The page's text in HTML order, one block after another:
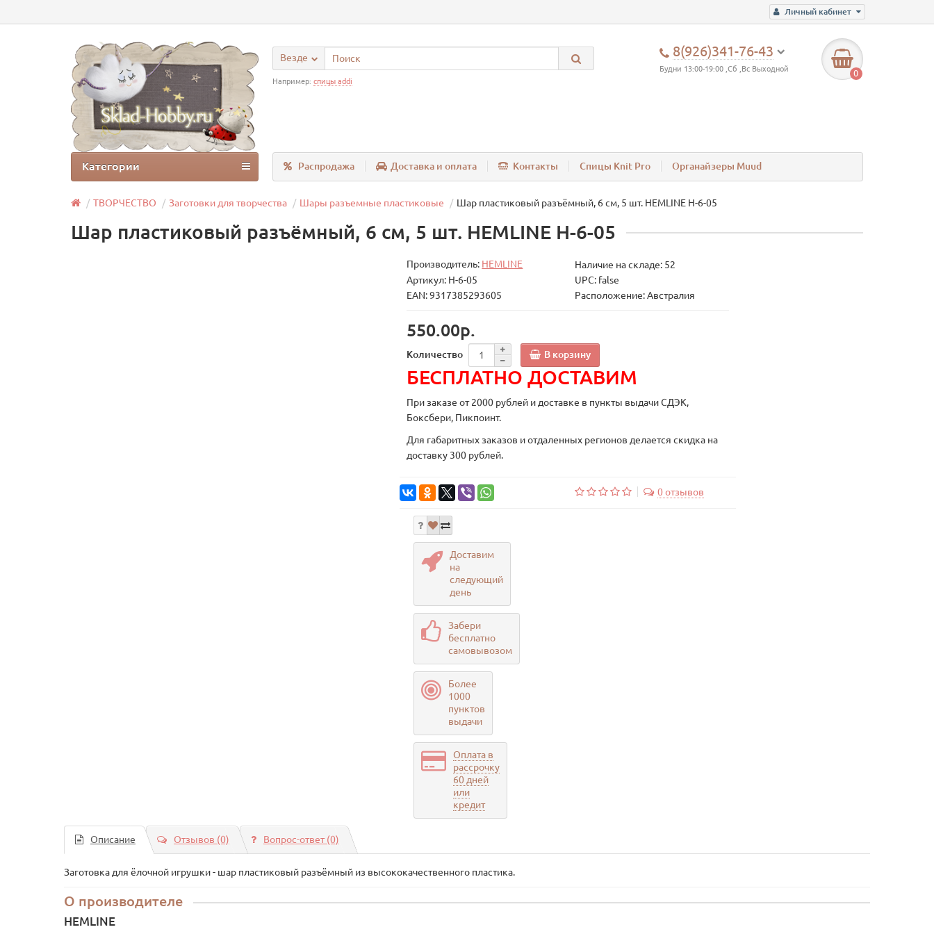
Личный кабинет
8(926)341-76-43
Будни 13:00-19:00 ,Сб ,Вс Выходной 0
Везде
Например: спицы addi
Распродажа Доставка и оплата Контакты Спицы Knit Pro Органайзеры Muud
Категории
ТВОРЧЕСТВО Заготовки для творчества Шары разъемные пластиковые Шар пластиковый разъёмный, 6 см, 5 шт. HEMLINE H-6-05
Шар пластиковый разъёмный, 6 см, 5 шт. HEMLINE H-6-05
Производитель: HEMLINE
Наличие на складе: 52
Артикул: H-6-05
UPC: false
EAN: 9317385293605
Расположение: Австралия
550.00р.
Количество В корзину
БЕСПЛАТНО ДОСТАВИМ
При заказе от 2000 рублей и доставке в пункты выдачи СДЭК,
Боксбери, Пикпоинт.
Для габаритных заказов и отдаленных регионов делается скидка на
доставку 300 рублей.
0 отзывов
Доставим
на
следующий
день
Забери
бесплатно
самовывозом
Более
1000
пунктов
выдачи
Оплата в
рассрочку
60 дней
или
кредит
Описание Отзывов (0) Вопрос-ответ(0)
Заготовка для ёлочной игрушки - шар пластиковый разъёмный из высококачественного пластика.
О производителе
HEMLINE